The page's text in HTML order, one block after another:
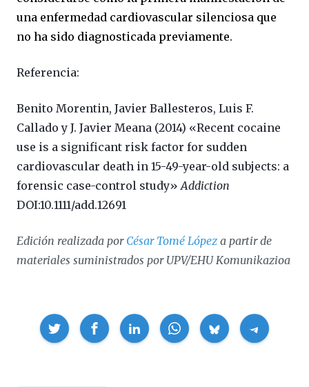
una enfermedad cardiovascular silenciosa que
no ha sido diagnosticada previamente.
Referencia:
Benito Morentin, Javier Ballesteros, Luis F.
Callado y J. Javier Meana (2014) «Recent cocaine
use is a significant risk factor for sudden
cardiovascular death in 15-49-year-old subjects: a
forensic case-control study»Addiction
DOI:10.1111/add.12691
Edición realizada por César Tomé López a partir de
materiales suministrados por UPV/EHU Komunikazioa
Compartir